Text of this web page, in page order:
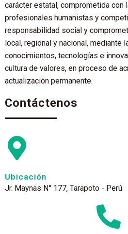
carácter estatal, comprometida con
profesionales humanistas y
responsabilidad social y
local, regional y nacional, mediante
conocimientos, tecnologías e
cultura de valores, en proceso de
actualización permanente.
Contáctenos
Ubicación
Jr. Maynas N° 177, Tarapoto - Perú